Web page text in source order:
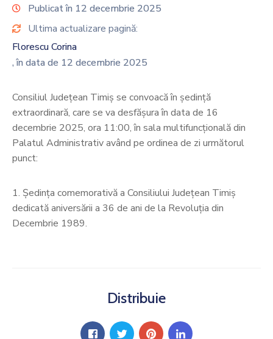
Publicat în 12 decembrie 2025
Ultima actualizare pagină:
Florescu Corina
, în data de 12 decembrie 2025
Consiliul Județean Timiş se convoacă în ședință
extraordinară, care se va desfășura în data de 16
decembrie 2025, ora 11:00, în sala multifuncțională din
Palatul Administrativ având pe ordinea de zi următorul
punct:
1. Ședința comemorativă a Consiliului Județean Timiș
dedicată aniversării a 36 de ani de la Revoluția din
Decembrie 1989.
Distribuie